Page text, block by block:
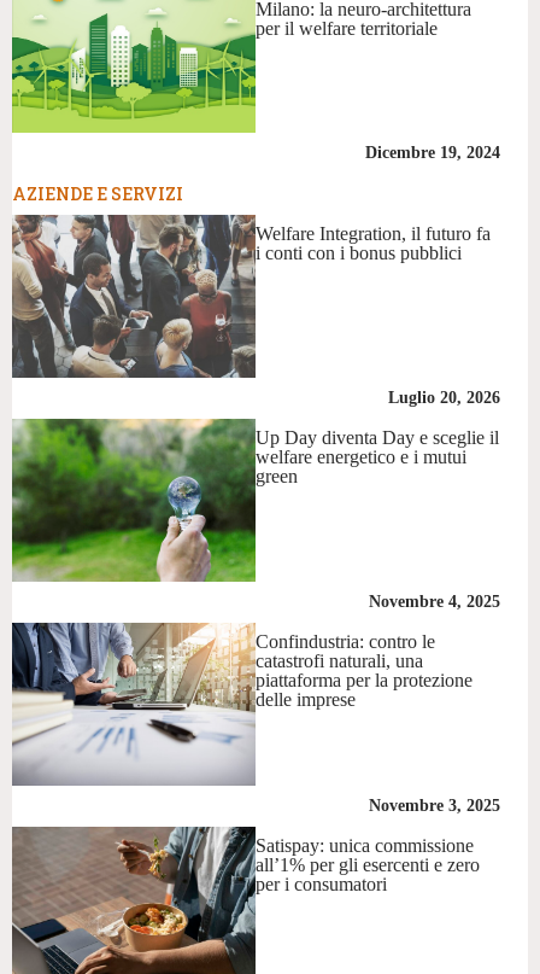
Milano: la neuro-architettura
per il welfare territoriale
Dicembre 19, 2024
AZIENDE E SERVIZI
Welfare Integration, il futuro fa
i conti con i bonus pubblici
Luglio 20, 2026
Up Day diventa Day e sceglie il
welfare energetico e i mutui
green
Novembre 4, 2025
Confindustria: contro le
catastrofi naturali, una
piattaforma per la protezione
delle imprese
Novembre 3, 2025
Satispay: unica commissione
all’1% per gli esercenti e zero
per i consumatori